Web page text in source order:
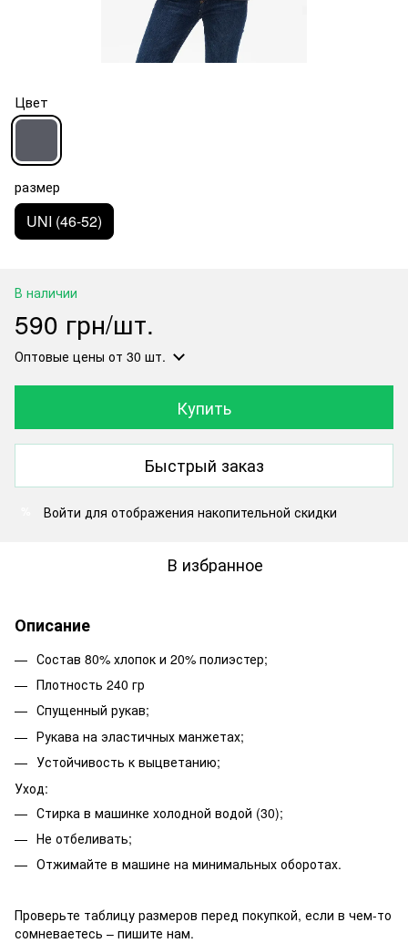
Цвет
размер
UNI (46-52)
В наличии
590 грн/шт.
Оптовые цены от 30 шт.
Купить
Быстрый заказ
Войти для отображения накопительной скидки
В избранное
Описание
Состав 80% хлопок и 20% полиэстер;
Плотность 240 гр
Спущенный рукав;
Рукава на эластичных манжетах;
Устойчивость к выцветанию;
Уход:
Стирка в машинке холодной водой (30);
Не отбеливать;
Отжимайте в машине на минимальных оборотах.
Проверьте таблицу размеров перед покупкой, если в чем-то
сомневаетесь – пишите нам.